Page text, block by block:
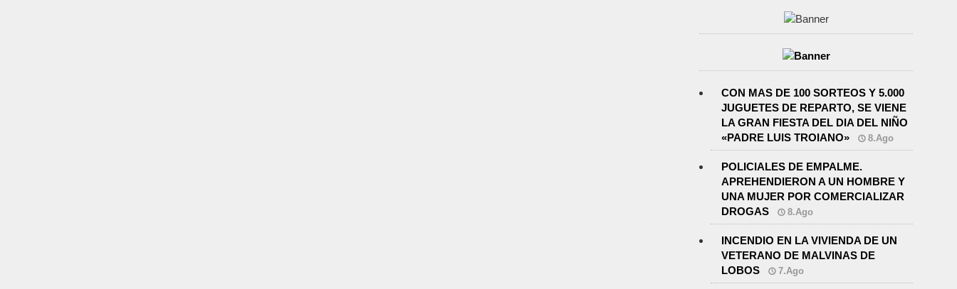
CON MAS DE 100 SORTEOS Y 5.000
JUGUETES DE REPARTO, SE VIENE
LA GRAN FIESTA DEL DIA DEL NIÑO
«PADRE LUIS TROIANO»
8.Ago
POLICIALES DE EMPALME.
APREHENDIERON A UN HOMBRE Y
UNA MUJER POR COMERCIALIZAR
DROGAS
8.Ago
INCENDIO EN LA VIVIENDA DE UN
VETERANO DE MALVINAS DE
LOBOS
7.Ago